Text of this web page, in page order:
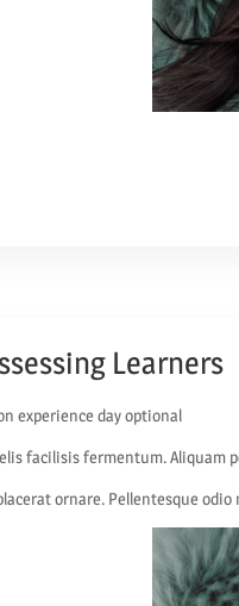
Learners
experience day optional
facilisis fermentum.
ornare. Pellentesque